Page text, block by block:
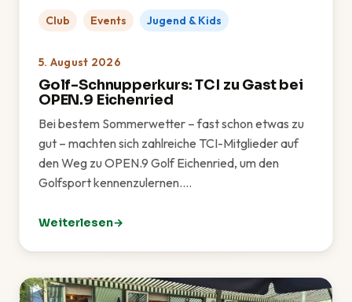
Club Events Jugend & Kids
5. August 2026
Golf-Schnupperkurs: TCI zu Gast bei
OPEN.9 Eichenried
Bei bestem Sommerwetter – fast schon etwas zu
gut – machten sich zahlreiche TCI-Mitglieder auf
den Weg zu OPEN.9 Golf Eichenried, um den
Golfsport kennenzulernen.…
Weiterlesen
: Golf-Schnupperkurs: TCI zu Gast bei OPEN.9